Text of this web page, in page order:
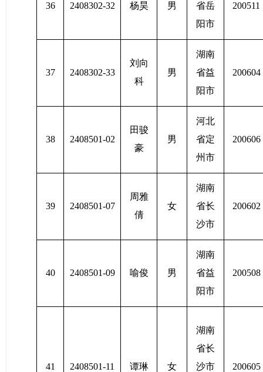
36 2408302-32 杨昊 男
省岳
阳市
200511
37 2408302-33
刘向
科
男
湖南
省益
阳市
200604
38 2408501-02
田骏
豪
男
河北
省定
州市
200606
39 2408501-07
周雅
倩
女
湖南
省长
沙市
200602
40 2408501-09 喻俊 男
湖南
省益
阳市
200508
41 2408501-11 谭琳 女
湖南
省长
沙市
200605